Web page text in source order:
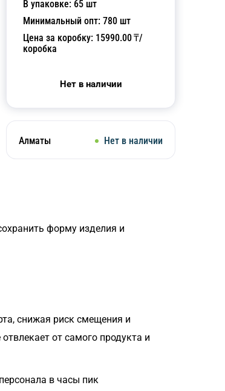
В упаковке: 65 шт
Минимальный опт: 780 шт
Цена за коробку: 15990.00₸/
коробка
Нет в наличии
Алматы Нет в наличии
форму изделия и
снижая риск смещения и
от самого продукта и
в часы пик